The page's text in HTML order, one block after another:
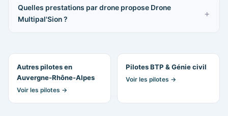
Quelles prestations par drone propose Drone
Multipal'Sion ?
Autres pilotes en
Auvergne-Rhône-Alpes
Voir les pilotes →
Pilotes BTP & Génie civil
Voir les pilotes →